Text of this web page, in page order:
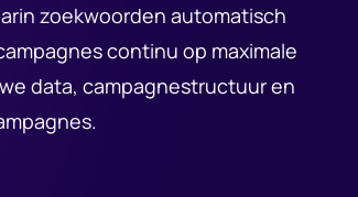
zoekwoorden automatisch
continu op maximale
data, campagnestructuur en